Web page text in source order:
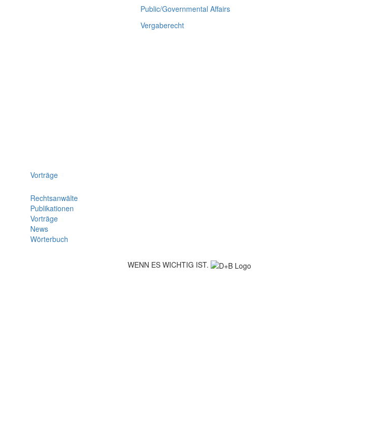
Public/Governmental Affairs
Vergaberecht
Vorträge
Rechtsanwälte
Publikationen
Vorträge
News
Wörterbuch
WENN ES WICHTIG IST.